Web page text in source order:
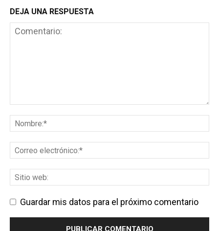
DEJA UNA RESPUESTA
Guardar mis datos para el próximo comentario